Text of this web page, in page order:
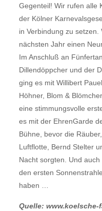
Gegenteil! Wir rufen alle
der Kölner
in Verbindung zu
nächsten Jahr einen
Im Anschluß an
Dillendöppcher und der
ging es mit Willibert
Höhner, Blom &
eine stimmungsvolle
es mit der EhrenGarde
Bühne, bevor die
Luftflotte, Bernd Stelter
Nacht sorgten. Und
den ersten
haben …
Quelle: www.koelsche-